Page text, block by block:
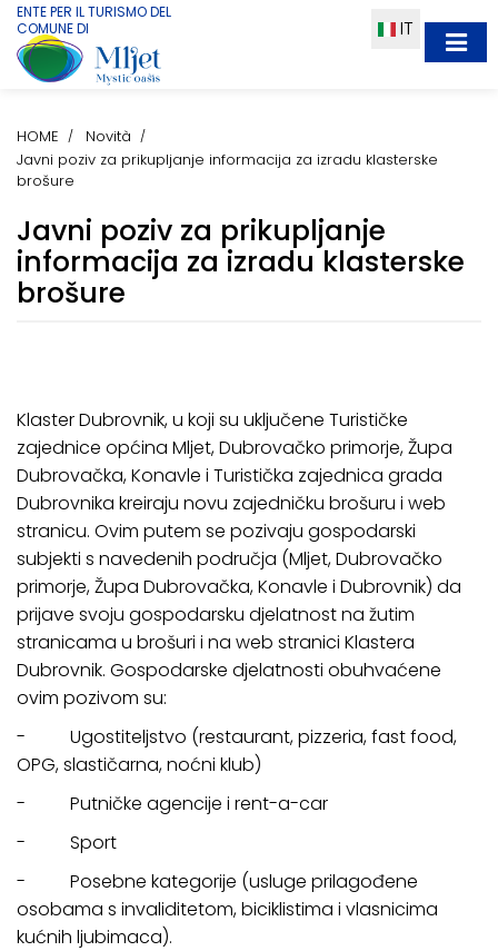
ENTE PER IL TURISMO DEL
COMUNE DI
IT
HOME
Novità
Javni poziv za prikupljanje informacija za izradu klasterske
brošure
Javni poziv za prikupljanje
informacija za izradu klasterske
brošure
Klaster Dubrovnik, u koji su uključene Turističke
zajednice općina Mljet, Dubrovačko primorje, Župa
Dubrovačka, Konavle i Turistička zajednica grada
Dubrovnika kreiraju novu zajedničku brošuru i web
stranicu. Ovim putem se pozivaju gospodarski
subjekti s navedenih područja (Mljet, Dubrovačko
primorje, Župa Dubrovačka, Konavle i Dubrovnik) da
prijave svoju gospodarsku djelatnost na žutim
stranicama u brošuri i na web stranici Klastera
Dubrovnik. Gospodarske djelatnosti obuhvaćene
ovim pozivom su:
- Ugostiteljstvo (restaurant, pizzeria, fast food,
OPG, slastičarna, noćni klub)
- Putničke agencije i rent-a-car
- Sport
- Posebne kategorije (usluge prilagođene
osobama s invaliditetom, biciklistima i vlasnicima
kućnih ljubimaca).